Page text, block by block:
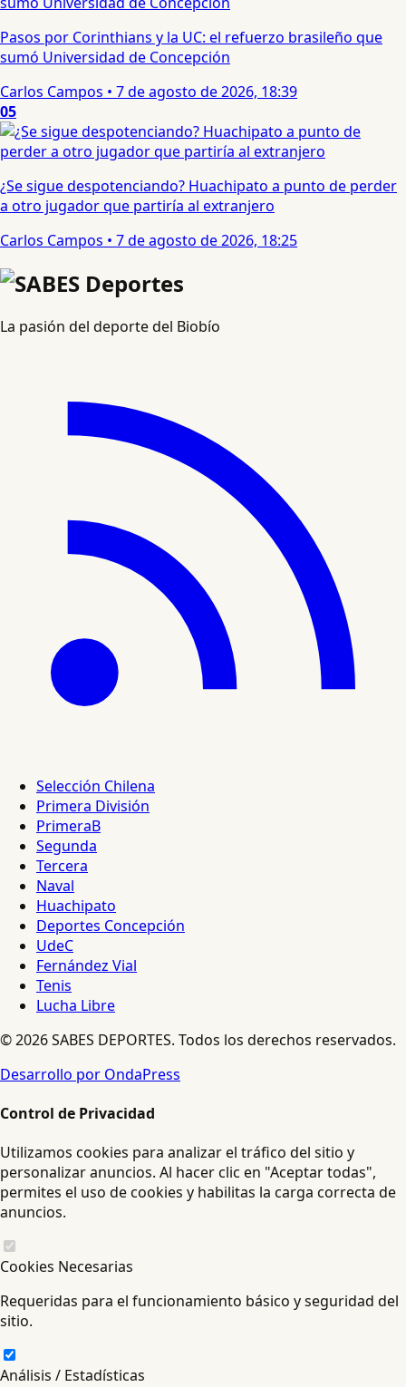
Pasos por Corinthians y la UC: el refuerzo brasileño que
sumó Universidad de Concepción
Carlos Campos • 7 de agosto de 2026, 18:39
05
¿Se sigue despotenciando? Huachipato a punto de perder
a otro jugador que partiría al extranjero
Carlos Campos • 7 de agosto de 2026, 18:25
La pasión del deporte del Biobío
Selección Chilena
Primera División
PrimeraB
Segunda
Tercera
Naval
Huachipato
Deportes Concepción
UdeC
Fernández Vial
Tenis
Lucha Libre
© 2026 SABES DEPORTES. Todos los derechos reservados.
Desarrollo por OndaPress
Control de Privacidad
Utilizamos cookies para analizar el tráfico del sitio y
personalizar anuncios. Al hacer clic en "Aceptar todas",
permites el uso de cookies y habilitas la carga correcta de
anuncios.
Cookies Necesarias
Requeridas para el funcionamiento básico y seguridad del
sitio.
Análisis / Estadísticas